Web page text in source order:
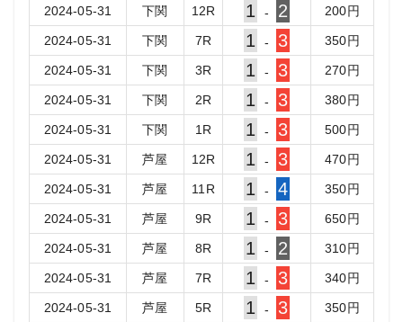
2024-05-31 下関 12R 1 - 2 200円
2024-05-31 下関 7R 1 - 3 350円
2024-05-31 下関 3R 1 - 3 270円
2024-05-31 下関 2R 1 - 3 380円
2024-05-31 下関 1 R 1 - 3 500円
2024-05-31 芦屋 12R 1 - 3 470円
2024-05-31 芦屋 11 R 1 - 4 350円
2024-05-31 芦屋 9R 1 - 3 650円
2024-05-31 芦屋 8R 1 - 2 310円
2024-05-31 芦屋 7R 1 - 3 340円
2024-05-31 芦屋 5R 1 - 3 350円